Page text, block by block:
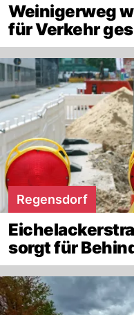
Weinigerweg
für Verkehr
Regensdorf
sorgt für